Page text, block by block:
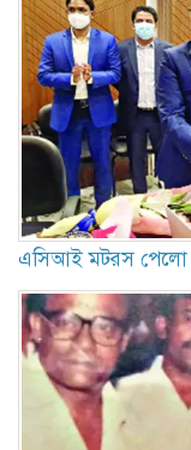
এসিআই মটরস পেলো